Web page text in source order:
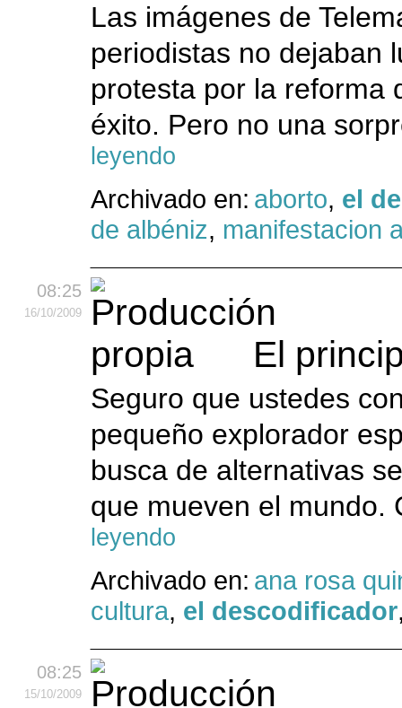
Las imágenes de
periodistas no dejaban
protesta por la reforma
éxito. Pero no una
leyendo
Archivado en: aborto, el
de albéniz, manifestacion
08:25
16/10/2009
El
Seguro que ustedes
pequeño explorador
busca de alternativas
que mueven el
leyendo
Archivado en: ana rosa
cultura, el descodificador
08:25
15/10/2009